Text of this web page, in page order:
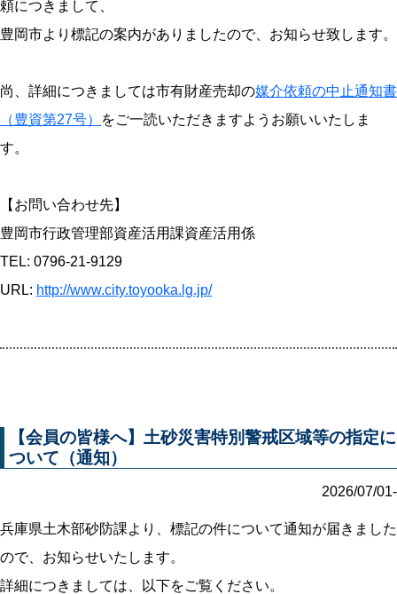
頼につきまして、
豊岡市より標記の案内がありましたので、お知らせ致します。
尚、詳細につきましては市有財産売却の媒介依頼の中止通知書
（豊資第27号）
をご一読いただきますようお願いいたしま
す。
【お問い合わせ先】
豊岡市行政管理部資産活用課資産活用係
TEL: 0796-21-9129
URL: http://www.city.toyooka.lg.jp/
【会員の皆様へ】土砂災害特別警戒区域等の指定に
ついて（通知）
2026/07/01-
兵庫県土木部砂防課より、標記の件について通知が届きました
ので、お知らせいたします。
詳細につきましては、以下をご覧ください。